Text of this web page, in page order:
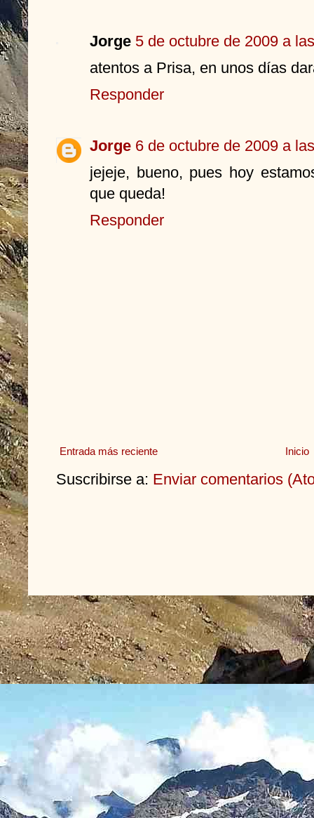
Jorge 5 de octubre de 2009 a
atentos a Prisa, en unos días
Responder
Jorge 6 de octubre de 2009 a
jejeje, bueno, pues hoy
que queda!
Responder
Entrada más reciente Inicio
Suscribirse a: Enviar comentarios